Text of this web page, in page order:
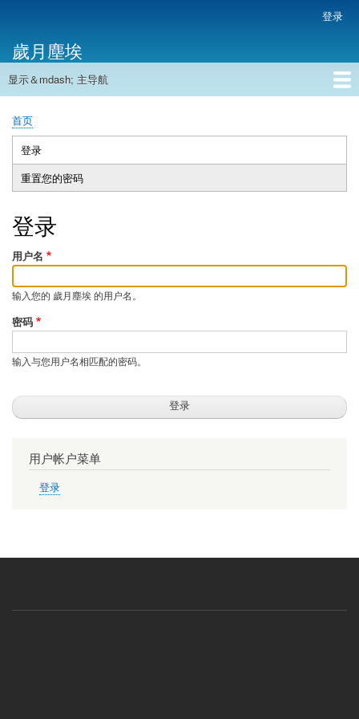
主
内
帐
户
菜
单
登录
歲月塵埃
主
航
显示＆mdash; 主导航
首页
面
包
屑
首页
主
标
登录
动
标
重置您的密码
登录
用户名
输入您的 歲月塵埃 的用户名。
密码
输入与您用户名相匹配的密码。
用户帐户菜单
登录